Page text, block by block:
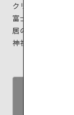
クリームや軽食
富士山を御神体
居の間からは富
神社は徒歩5分ほ